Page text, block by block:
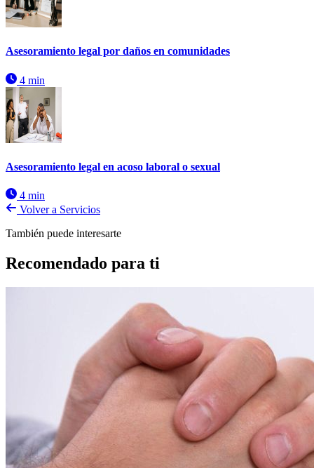
Asesoramiento legal por daños en comunidades
4 min
Asesoramiento legal en acoso laboral o sexual
4 min
Volver a Servicios
También puede interesarte
Recomendado para ti